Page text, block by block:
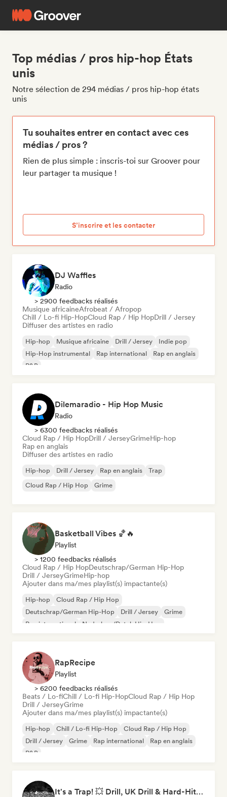
Top médias / pros hip-hop États
unis
Notre sélection de 294 médias / pros hip-hop états
unis
Tu souhaites entrer en contact avec ces
médias / pros ?
Rien de plus simple : inscris-toi sur Groover pour
leur partager ta musique !
S’inscrire et les contacter
DJ Waffles
Radio
> 2900 feedbacks réalisés
Musique africaineAfrobeat / Afropop
Chill / Lo-fi Hip-HopCloud Rap / Hip HopDrill / Jersey
Diffuser des artistes en radio
Hip-hop Musique africaine Drill / Jersey
Indie pop
Hip-Hop instrumental
Rap international
Rap en anglais
R&B
Dilemaradio - Hip Hop Music
Radio
> 6300 feedbacks réalisés
Cloud Rap / Hip HopDrill / JerseyGrimeHip-hop
Rap en anglais
Diffuser des artistes en radio
Hip-hop Drill / Jersey Rap en anglais
Trap
Cloud Rap / Hip Hop
Grime
Basketball Vibes 🏀🔥
Playlist
> 1200 feedbacks réalisés
Cloud Rap / Hip HopDeutschrap/German Hip-Hop
Drill / JerseyGrimeHip-hop
Ajouter dans ma/mes playlist(s) impactante(s)
Hip-hop
Cloud Rap / Hip Hop
Deutschrap/German Hip-Hop
Drill / Jersey
Grime
Rap international
Nederhop/Dutch Hip-Hop
RapRecipe
Playlist
> 6200 feedbacks réalisés
Beats / Lo-fiChill / Lo-fi Hip-HopCloud Rap / Hip Hop
Drill / JerseyGrime
Ajouter dans ma/mes playlist(s) impactante(s)
Hip-hop Chill / Lo-fi Hip-Hop
Cloud Rap / Hip Hop
Drill / Jersey
Grime Rap international
Rap en anglais
R&B
It's a Trap! 💥 Drill, UK Drill & Hard-Hitting Trap